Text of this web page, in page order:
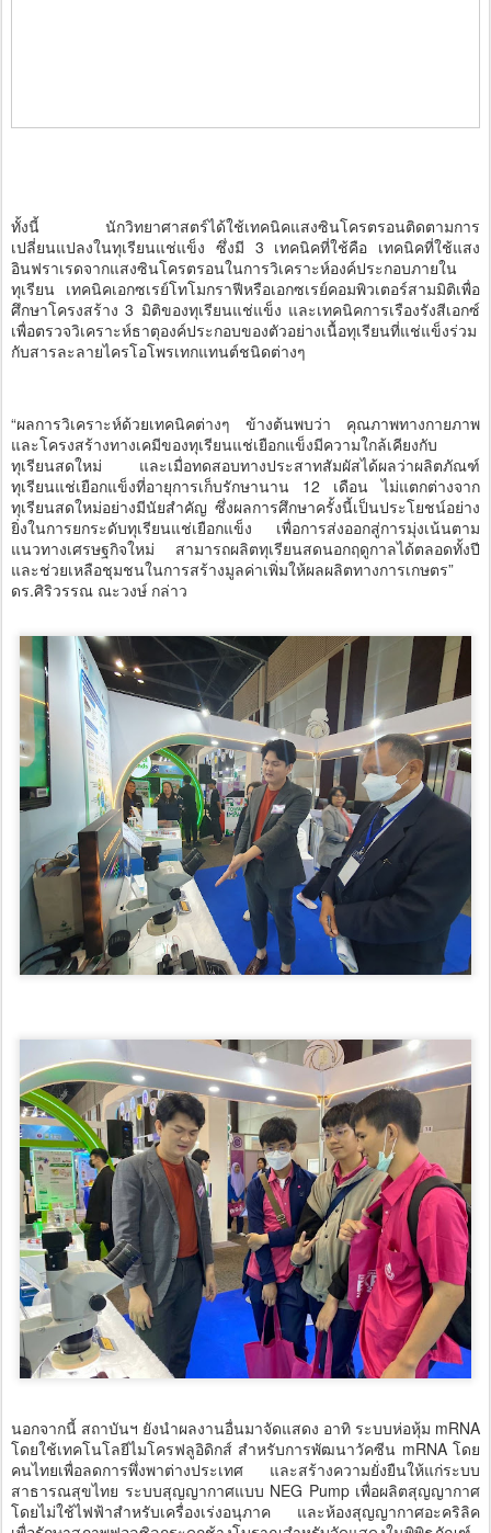
ทั้งนี้ นักวิทยาศาสตร์ได้ใช้เทคนิคแสงซินโครตรอนติดตามการ
เปลี่ยนแปลงในทุเรียนแช่แข็ง ซึ่งมี 3 เทคนิคที่ใช้คือ เทคนิคที่ใช้แสง
อินฟราเรดจากแสงซินโครตรอนในการวิเคราะห์องค์ประกอบภายใน
ทุเรียน เทคนิคเอกซเรย์โทโมกราฟีหรือเอกซเรย์คอมพิวเตอร์สามมิติเพื่อ
ศึกษาโครงสร้าง 3 มิติของทุเรียนแช่แข็ง และเทคนิคการเรืองรังสีเอกซ์
เพื่อตรวจวิเคราะห์ธาตุองค์ประกอบของตัวอย่างเนื้อทุเรียนที่แช่แข็งร่วม
กับสารละลายไครโอโพรเทกแทนต์ชนิดต่างๆ
“ผลการวิเคราะห์ด้วยเทคนิคต่างๆ ข้างต้นพบว่า คุณภาพทางกายภาพ
และโครงสร้างทางเคมีของทุเรียนแช่เยือกแข็งมีความใกล้เคียงกับ
ทุเรียนสดใหม่ และเมื่อทดสอบทางประสาทสัมผัสได้ผลว่าผลิตภัณฑ์
ทุเรียนแช่เยือกแข็งที่อายุการเก็บรักษานาน 12 เดือน ไม่แตกต่างจาก
ทุเรียนสดใหม่อย่างมีนัยสำคัญ ซึ่งผลการศึกษาครั้งนี้เป็นประโยชน์อย่าง
ยิ่งในการยกระดับทุเรียนแช่เยือกแข็ง เพื่อการส่งออกสู่การมุ่งเน้นตาม
แนวทางเศรษฐกิจใหม่ สามารถผลิตทุเรียนสดนอกฤดูกาลได้ตลอดทั้งปี
และช่วยเหลือชุมชนในการสร้างมูลค่าเพิ่มให้ผลผลิตทางการเกษตร”
ดร.ศิริวรรณ ณะวงษ์ กล่าว
นอกจากนี้ สถาบันฯ ยังนำผลงานอื่นมาจัดแสดง อาทิ ระบบห่อหุ้ม mRNA
โดยใช้เทคโนโลยีไมโครฟลูอิดิกส์ สำหรับการพัฒนาวัคซีน mRNA โดย
คนไทยเพื่อลดการพึ่งพาต่างประเทศ และสร้างความยั่งยืนให้แก่ระบบ
สาธารณสุขไทย ระบบสุญญากาศแบบ NEG Pump เพื่อผลิตสุญญากาศ
โดยไม่ใช้ไฟฟ้าสำหรับเครื่องเร่งอนุภาค และห้องสุญญากาศอะคริลิค